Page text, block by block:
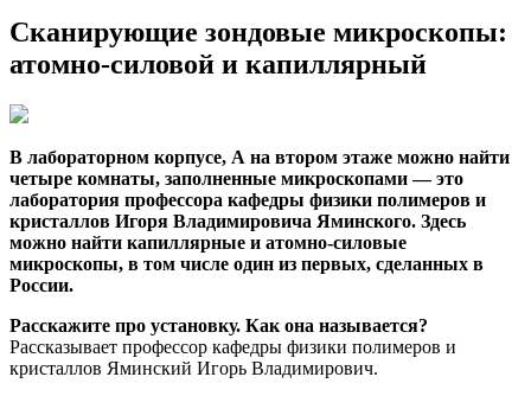
Сканирующие зондовые микроскопы:
атомно-силовой и капиллярный
В лабораторном корпусе, А на втором этаже можно найти
четыре комнаты, заполненные микроскопами — это
лаборатория профессора кафедры физики полимеров и
кристаллов Игоря Владимировича Яминского. Здесь
можно найти капиллярные и атомно-силовые
микроскопы, в том числе один из первых, сделанных в
России.
Расскажите про установку. Как она называется?
Рассказывает профессор кафедры физики полимеров и
кристаллов Яминский Игорь Владимирович.